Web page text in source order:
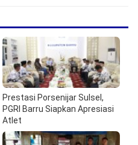
Prestasi Porsenijar Sulsel,
PGRI Barru Siapkan Apresiasi
Atlet